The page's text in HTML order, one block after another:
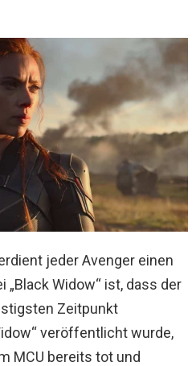
jeder Avenger einen
„Black Widow“ ist, dass der
Zeitpunkt
veröffentlicht wurde,
MCU bereits tot und